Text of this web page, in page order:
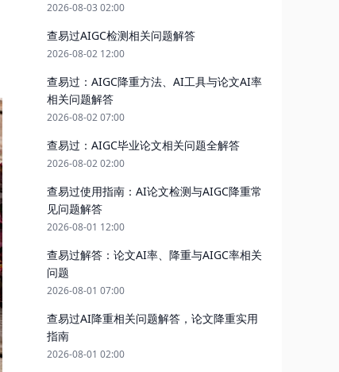
2026-08-03 02:00
查易过AIGC检测相关问题解答
2026-08-02 12:00
查易过：AIGC降重方法、AI工具与论文AI率
相关问题解答
2026-08-02 07:00
查易过：AIGC毕业论文相关问题全解答
2026-08-02 02:00
查易过使用指南：AI论文检测与AIGC降重常
见问题解答
2026-08-01 12:00
查易过解答：论文AI率、降重与AIGC率相关
问题
2026-08-01 07:00
查易过AI降重相关问题解答，论文降重实用
指南
2026-08-01 02:00